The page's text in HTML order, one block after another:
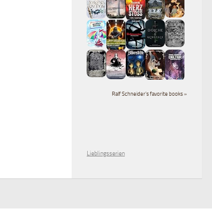
Ralf Schneider's favorite books »
Lieblingsserien